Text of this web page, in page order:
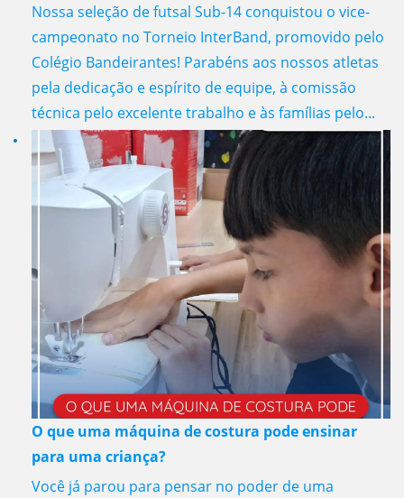
Nossa seleção de futsal Sub-14 conquistou o vice-
campeonato no Torneio InterBand, promovido pelo
Colégio Bandeirantes! Parabéns aos nossos atletas
pela dedicação e espírito de equipe, à comissão
técnica pelo excelente trabalho e às famílias pelo...
O que uma máquina de costura pode ensinar
para uma criança?
Você já parou para pensar no poder de uma